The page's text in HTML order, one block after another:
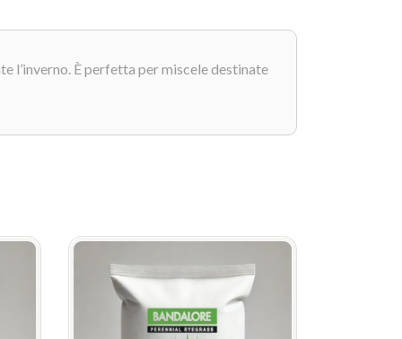
l’inverno. È perfetta per miscele destinate